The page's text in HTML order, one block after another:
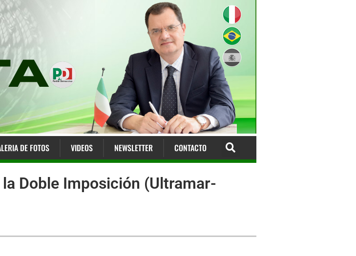
DE FOTOS VIDEOS NEWSLETTER CONTACTO
Doble Imposición (Ultramar-